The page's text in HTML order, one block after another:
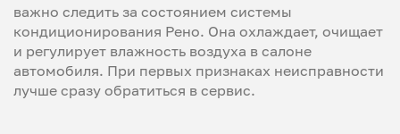
важно следить за состоянием системы
кондиционирования Рено. Она охлаждает, очищает
и регулирует влажность воздуха в салоне
автомобиля. При первых признаках неисправности
лучше сразу обратиться в сервис.